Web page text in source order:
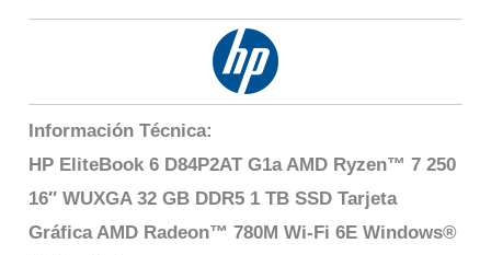
Información Técnica:
HP EliteBook 6 D84P2AT G1a AMD Ryzen™ 7 250
16″ WUXGA 32 GB DDR5 1 TB SSD Tarjeta
Gráfica AMD Radeon™ 780M Wi-Fi 6E Windows®